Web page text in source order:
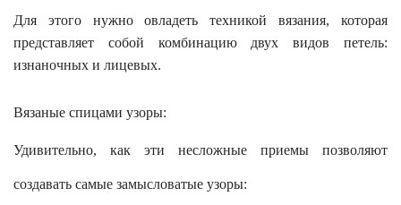
Для этого нужно овладеть техникой вязания, которая
представляет собой комбинацию двух видов петель:
изнаночных и лицевых.
Вязаные спицами узоры:
Удивительно, как эти несложные приемы позволяют
создавать самые замысловатые узоры: